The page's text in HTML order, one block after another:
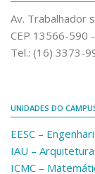
Av. Trabalhador
CEP 13566-590
Tel.: (16) 3373-
UNIDADES DO
EESC –
IAU –
ICMC –